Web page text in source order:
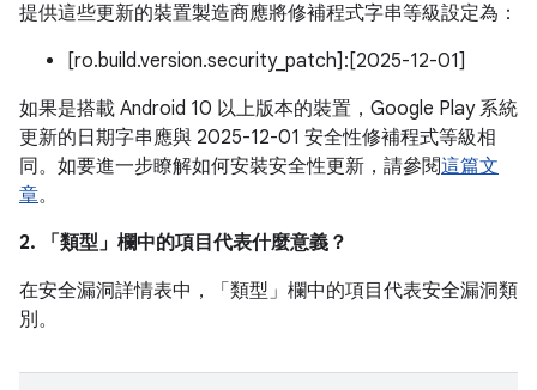
提供這些更新的裝置製造商應將修補程式字串等級設定為：
[ro.build.version.security_patch]:[2025-12-01]
如果是搭載 Android 10 以上版本的裝置，Google Play 系統
更新的日期字串應與 2025-12-01 安全性修補程式等級相
同。如要進一步瞭解如何安裝安全性更新，請參閱這篇文
章。
2. 「類型」 欄中的項目代表什麼意義？
在安全漏洞詳情表中，「類型」 欄中的項目代表安全漏洞類
別。